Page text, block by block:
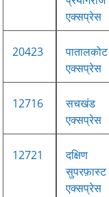
एक्सप्रेस
20423
पातालकोट
एक्सप्रेस
12716
सचखंड
एक्सप्रेस
12721
दक्षिण
सुपरफ़ास्ट
एक्सप्रेस